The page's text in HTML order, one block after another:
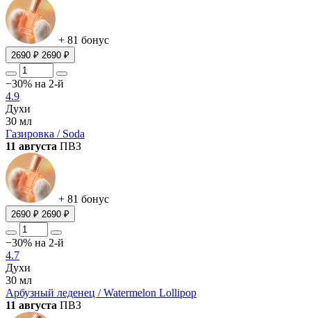
+ 81 бонус
2690 ₽ 2690 ₽
−30% на 2-й
4.9
Духи
30 мл
Газировка / Soda
11 августа ПВЗ
+ 81 бонус
2690 ₽ 2690 ₽
−30% на 2-й
4.7
Духи
30 мл
Арбузный леденец / Watermelon Lollipop
11 августа ПВЗ